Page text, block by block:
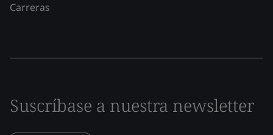
Carreras
Suscríbase a nuestra newsletter